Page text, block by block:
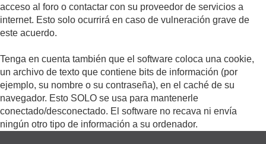
acceso al foro o contactar con su proveedor de servicios a
internet. Esto solo ocurrirá en caso de vulneración grave de
este acuerdo.
Tenga en cuenta también que el software coloca una cookie,
un archivo de texto que contiene bits de información (por
ejemplo, su nombre o su contraseña), en el caché de su
navegador. Esto SOLO se usa para mantenerle
conectado/desconectado. El software no recava ni envía
ningún otro tipo de información a su ordenador.